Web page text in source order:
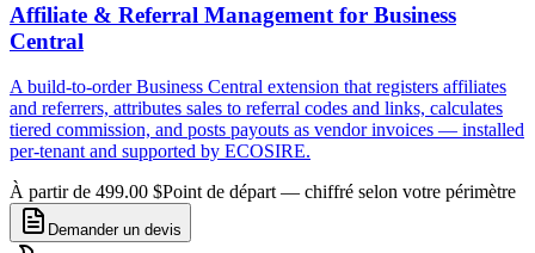
Affiliate & Referral Management for Business
Central
A build-to-order Business Central extension that registers affiliates
and referrers, attributes sales to referral codes and links, calculates
tiered commission, and posts payouts as vendor invoices — installed
per-tenant and supported by ECOSIRE.
À partir de 499.00 $Point de départ — chiffré selon votre périmètre
Demander un devis